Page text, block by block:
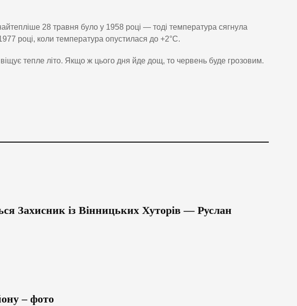
28 травня було у 1958 році — тоді температура сягнула
році, коли температура опустилася до +2°C.
тепле літо. Якщо ж цього дня йде дощ, то червень буде грозовим.
Захисник із Вінницьких Хуторів — Руслан
– фото